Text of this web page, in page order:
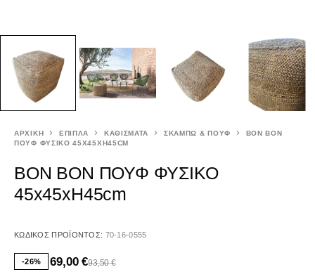
ΑΡΧΙΚΉ ΕΠΙΠΛΑ ΚΑΘΙΣΜΑΤΑ ΣΚΑΜΠΩ & ΠΟΥΦ
BON BON
ΠΟΥΦ ΦΥΣΙΚΟ 45X45XH45CM
BON BON ΠΟΥΦ ΦΥΣΙΚΟ
45x45xH45cm
ΚΩΔΙΚΌΣ ΠΡΟΪΌΝΤΟΣ: 70-16-0555
-26% 93,50€
69,00€